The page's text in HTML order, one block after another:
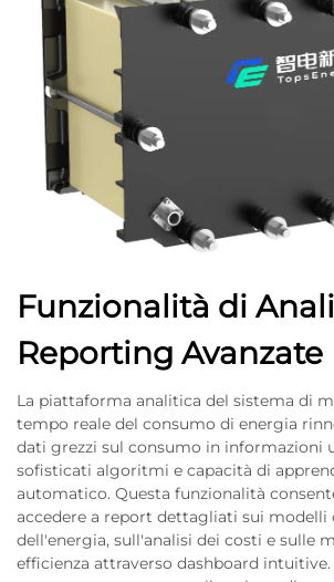
Funzionalità di
Reporting Avanzate
La piattaforma analitica del sistema di
tempo reale del consumo di energia
dati grezzi sul consumo in informazioni
sofisticati algoritmi e capacità di
automatico. Questa funzionalità
accedere a report dettagliati sui modelli
dell'energia, sull'analisi dei costi e sulle
efficienza attraverso dashboard